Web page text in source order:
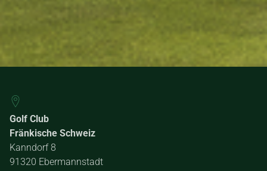
Golf Club
Fränkische Schweiz
Kanndorf 8
91320 Ebermannstadt